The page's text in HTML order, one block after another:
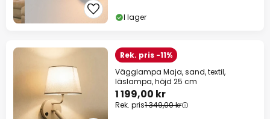
I lager
Rek. pris -11%
Vägglampa Maja, sand, textil,
läslampa, höjd 25 cm
1 199,00 kr
Rek. pris1 349,00 kr